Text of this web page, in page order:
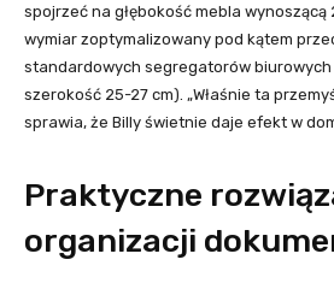
spojrzeć na głębokość mebla
wymiar zoptymalizowany pod kątem
standardowych segregatorów
szerokość 25-27 cm). „Właśnie ta
sprawia, że Billy świetnie daje efekt w
Praktyczne
organizacji